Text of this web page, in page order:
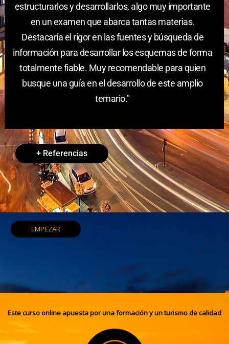
a
d
c
o
n
e
estructurarlos y desarrollarlos, algo muy importante
en un examen que abarca tantas materias.
Destacaría el rigor en las fuentes y búsqueda de
información para desarrollar los esquemas de forma
totalmente fiable. Muy recomendable para quien
busque una guía en el desarrollo de este amplio
temario."
+ Referencias
EMPEZAR
Este curso online apuesta por una formación y un turismo de calidad